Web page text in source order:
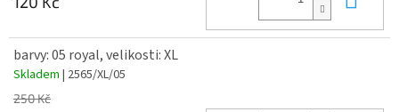
barvy: 05 royal, velikosti: XL
Skladem | 2565/XL/05
250 Kč